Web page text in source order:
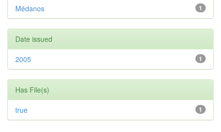
1
Médanos
Date issued
1
2005
Has File(s)
1
true